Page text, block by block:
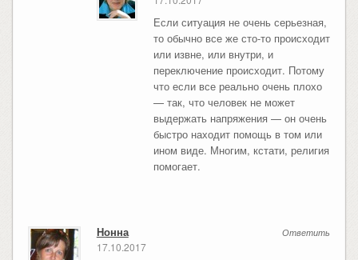
Если ситуация не очень серьезная,
то обычно все же сто-то происходит
или извне, или внутри, и
переключение происходит. Потому
что если все реально очень плохо
— так, что человек не может
выдержать напряжения — он очень
быстро находит помощь в том или
ином виде. Многим, кстати, религия
помогает.
Ответить
Нонна
17.10.2017